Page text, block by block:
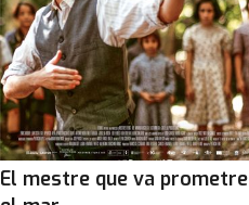
El mestre que va prometre